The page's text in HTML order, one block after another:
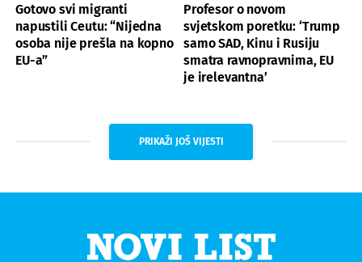
Gotovo svi migranti
napustili Ceutu: “Nijedna
osoba nije prešla na kopno
EU-a”
Profesor o novom
svjetskom poretku: ‘Trump
samo SAD, Kinu i Rusiju
smatra ravnopravnima, EU
je irelevantna’
PRIKAŽI JOŠ VIJESTI